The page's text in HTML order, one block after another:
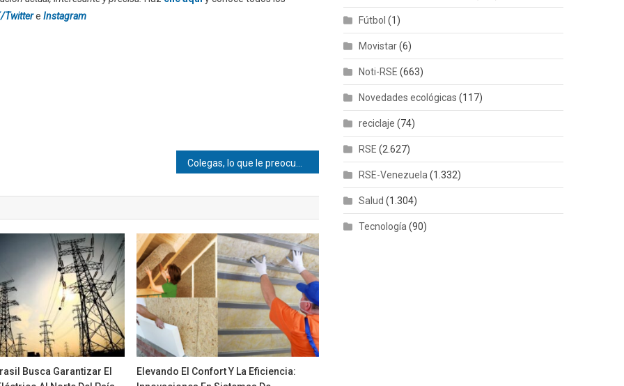
Twittere Instagram
Busca Garantizar El
Elevando El Confort Y La Eficiencia:
Fútbol (1)
Movistar(6)
Noti-RSE (663)
Novedades ecológicas (117)
reciclaje (74)
RSE (2.627)
RSE-Venezuela (1.332)
Salud (1.304)
Tecnología (90)